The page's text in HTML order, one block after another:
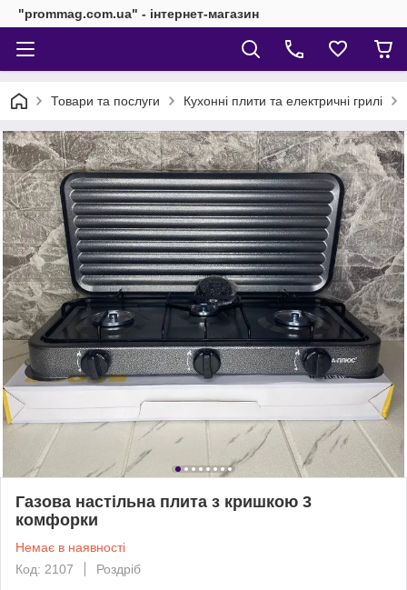
"prommag.com.ua" - інтернет-магазин
Товари та послуги Кухонні плити та електричні грилі
Газова настільна плита з кришкою 3
комфорки
Немає в наявності
Код: 2107
Роздріб